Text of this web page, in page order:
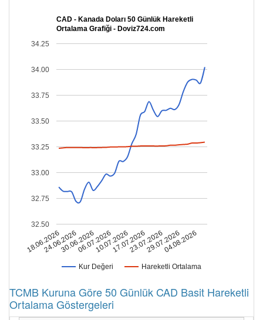
CAD - Kanada Doları 50 Günlük Hareketli
Ortalama Grafiği - Doviz724.com
Kur Değeri Hareketli Ortalama
18.06.2026
24.06.2026
30.06.202606.07.202610.07.202617.07.2026
23.07.202629.07.202604.08.2026
32.50
32.75
33.00
33.25
33.50
33.75
34.00
34.25
TCMB Kuruna Göre 50 Günlük CAD Basit Hareketli
Ortalama Göstergeleri